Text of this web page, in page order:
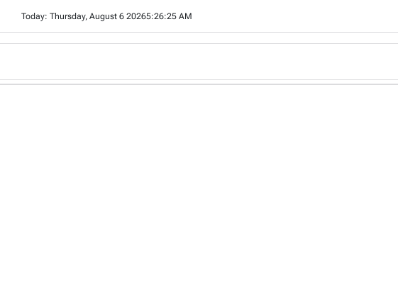
content
Today: Thursday, August 6 20265:26:26 AM